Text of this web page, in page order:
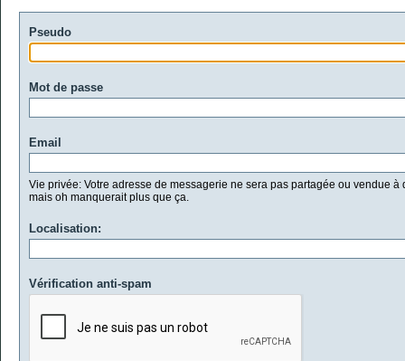
Pseudo
Mot de passe
Email
Vie privée: Votre adresse de messagerie ne sera pas partagée ou vendue à
mais oh manquerait plus que ça.
Localisation:
Vérification anti-spam